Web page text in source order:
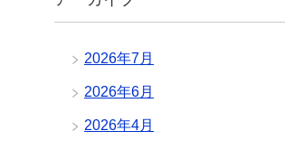
2026年7月
2026年6月
2026年4月